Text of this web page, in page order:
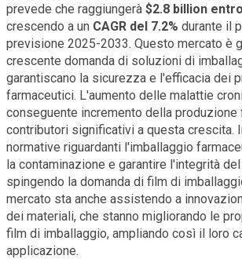
prevede che raggiungerà $2.8 billion
crescendo a un CAGR del 7.2% durante il
previsione 2025-2033. Questo mercato è
crescente domanda di soluzioni di
garantiscano la sicurezza e l'efficacia dei
farmaceutici. L'aumento delle malattie
conseguente incremento della produzione
contributori significativi a questa crescita.
normative riguardanti l'imballaggio
la contaminazione e garantire l'integrità
spingendo la domanda di film di
mercato sta anche assistendo a
dei materiali, che stanno migliorando le
film di imballaggio, ampliando così il loro
applicazione.